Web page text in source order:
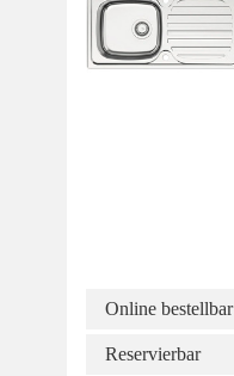
Online bestellbar
Reservierbar